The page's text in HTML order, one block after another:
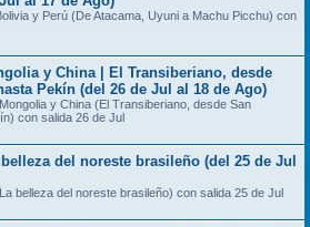
y Perú (De Atacama, Uyuni a Machu Picchu) con
y China | El Transiberiano, desde
Pekín (del 26 de Jul al 18 de Ago)
y China (El Transiberiano, desde San
con salida 26 de Jul
del noreste brasileño (del 25 de Jul
belleza del noreste brasileño) con salida 25 de Jul